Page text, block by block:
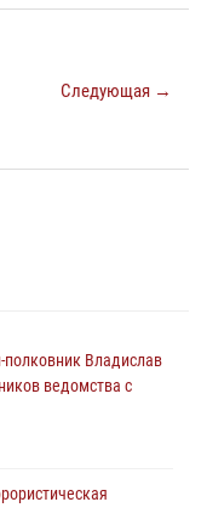
Следующая →
полковник Владислав
ведомства с